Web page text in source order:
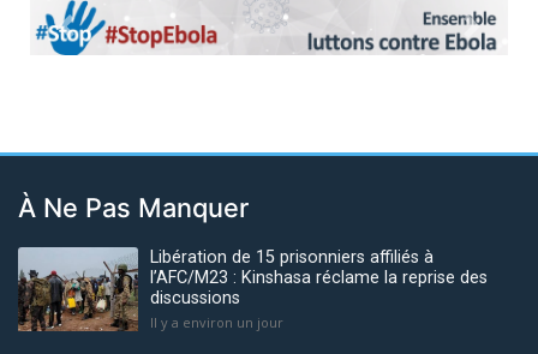
Previous Next
À Ne Pas Manquer
Libération de 15 prisonniers affiliés à
l’AFC/M23 : Kinshasa réclame la reprise des
discussions
Il y a environ un jour